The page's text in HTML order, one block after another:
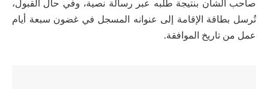
صاحب الشأن بنتيجة طلبه عبر رسالة نصية، وفي حال القبول،
تُرسل بطاقة الإقامة إلى عنوانه المسجل في غضون سبعة أيام
عمل من تاريخ الموافقة.